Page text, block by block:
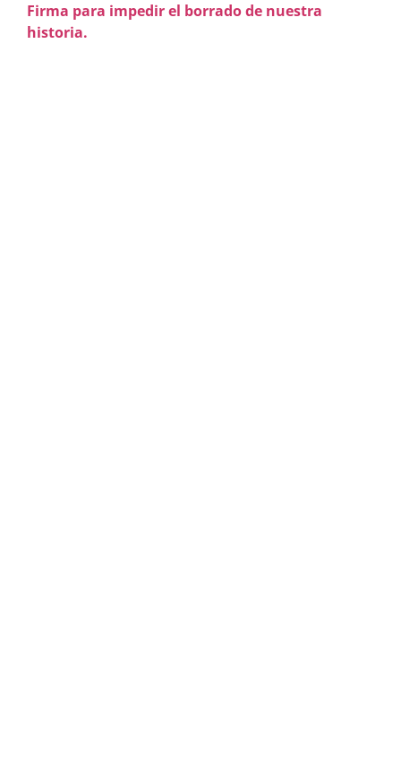
Firma para impedir el borrado de nuestra
historia.